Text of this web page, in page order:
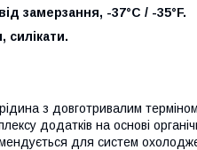
замерзання, -37°C / -35°F.
силікати.
з довготривалим терміном
додатків на основі
для систем